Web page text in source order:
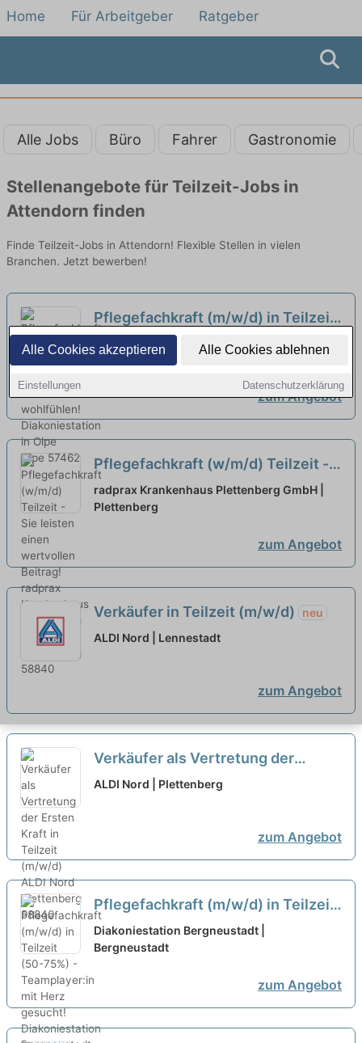
Alle Cookies akzeptieren Alle Cookies ablehnen
Einstellungen Datenschutzerklärung
Home Für Arbeitgeber Ratgeber
Alle Jobs Büro Fahrer Gastronomie
Stellenangebote für Teilzeit-Jobs in
Attendorn finden
Finde Teilzeit-Jobs in Attendorn! Flexible Stellen in vielen
Branchen. Jetzt bewerben!
Pflegefachkraft (m/w/d) in Teilzeit
- Hier kannst Du Dich wohlfühlen!
neu
Diakoniestation in Olpe | Olpe
zum Angebot
Pflegefachkraft (w/m/d) Teilzeit -
Sie leisten einen wertvollen
Beitrag! neu
radprax Krankenhaus Plettenberg GmbH |
Plettenberg
zum Angebot
Verkäufer in Teilzeit (m/w/d)
neu
ALDI Nord | Lennestadt
zum Angebot
Verkäufer als Vertretung der
Ersten Kraft in Teilzeit (m/w/d)
ALDI Nord | Plettenberg
zum Angebot
Pflegefachkraft (m/w/d) in Teilzeit
(50-75%) - Teamplayer:in mit Herz
gesucht! neu
Diakoniestation Bergneustadt |
Bergneustadt
zum Angebot